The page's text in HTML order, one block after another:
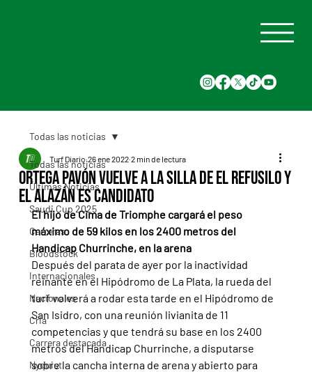
Todas las noticias
Últimas Noticias
Saudi Cup 2025
Carreras
Bloodstock
Internacionales
Nacionales
Cria
Carrera destacada
Nyquist
Todas las noticias
Ortega Pavón vuelve a la silla de El Refusilo y
el alazán es candidato
Turf Diario 26 ene 2022 2 min de lectura
El hijo de Cima de Triomphe cargará el peso
máximo de 59 kilos en los 2400 metros del
Handicap Churrinche, en la arena
Después del parata de ayer por la inactividad
reinante en el Hipódromo de La Plata, la rueda del
turf volverá a rodar esta tarde en el Hipódromo de
San Isidro, con una reunión livianita de 11
competencias y que tendrá su base en los 2400
metros del Handicap Churrinche, a disputarse
sobre la cancha interna de arena y abierto para